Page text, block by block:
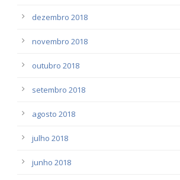
dezembro 2018
novembro 2018
outubro 2018
setembro 2018
agosto 2018
julho 2018
junho 2018